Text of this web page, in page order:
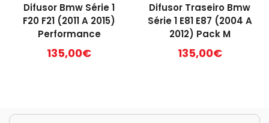
Difusor Bmw Série 1
F20 F21 (2011 A 2015)
Performance
135,00€
Difusor Traseiro Bmw
Série 1 E81 E87 (2004 A
2012) Pack M
135,00€